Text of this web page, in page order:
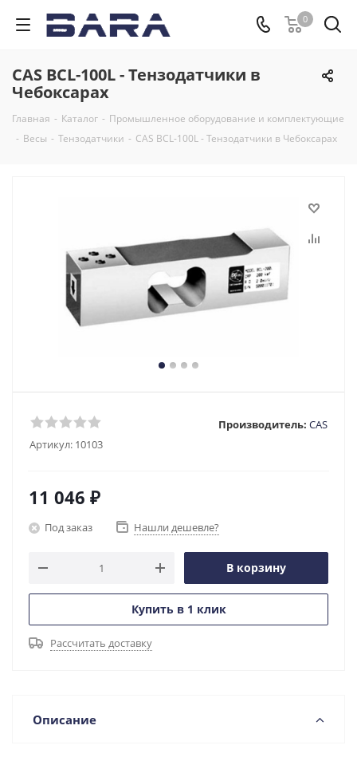
0
CAS BCL-100L - Тензодатчики в
Чебоксарах
Главная - Каталог - Промышленное оборудование и комплектующие
- Весы - Тензодатчики - CAS BCL-100L - Тензодатчики в Чебоксарах
Артикул: 10103
Производитель: CAS
11 046 ₽
Под заказ Нашли дешевле?
В корзину
Купить в 1 клик
Рассчитать доставку
Описание